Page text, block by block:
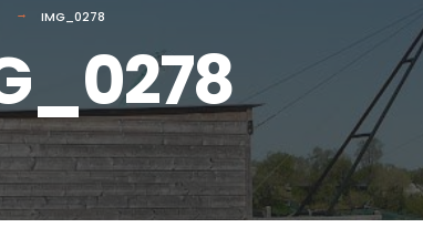
IMG_0278